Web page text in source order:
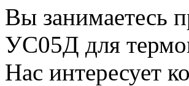
Вы занимаетесь
УС05Д для
Нас интересует